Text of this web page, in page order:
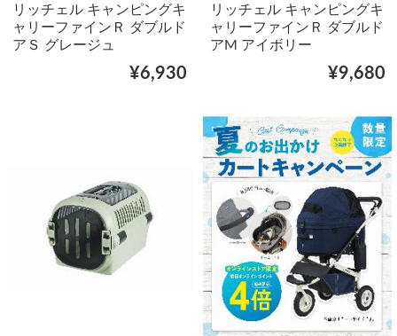
リッチェル キャンピングキ
ャリーファインＲ ダブルド
アＳ グレージュ
¥6,930
リッチェル キャンピングキ
ャリーファインＲ ダブルド
アM アイボリー
¥9,680